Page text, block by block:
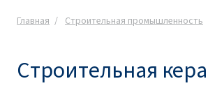
Главная Строительная промышленность
Cтроительная